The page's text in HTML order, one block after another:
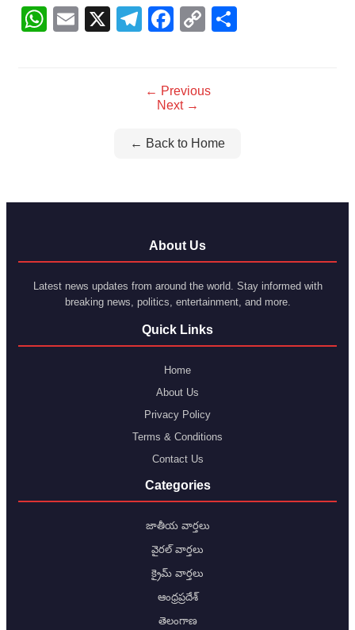
WhatsApp
Email
X Telegram
Facebook
Copy
← Previous
Next →
← Back to Home
About Us
Latest news updates from around the world. Stay informed with
breaking news, politics, entertainment, and more.
Quick Links
Home
About Us
Privacy Policy
Terms & Conditions
Contact Us
Categories
జాతీయ వార్తలు
వైరల్ వార్తలు
క్రైమ్ వార్తలు
ఆంధ్రప్రదేశ్
తెలంగాణ